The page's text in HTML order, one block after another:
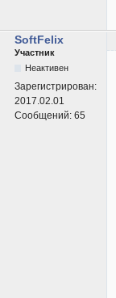
SoftFelix
Участник
Неактивен
Зарегистрирован:
2017.02.01
Сообщений: 65